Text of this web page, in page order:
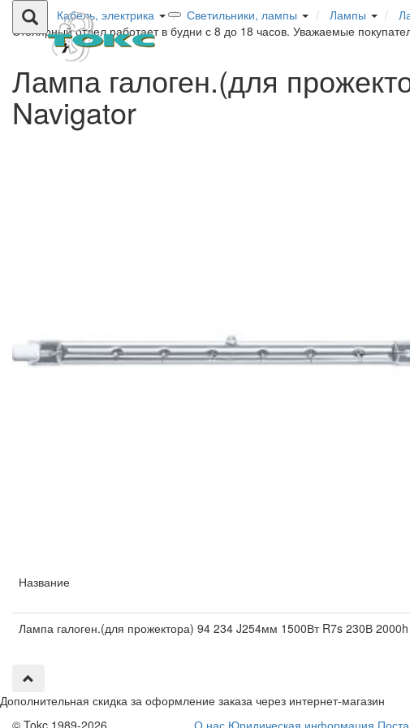
Кабель, электрика Светильники, лампы Лампы
Столярный отдел работает в будни с 8 до 18 часов. Уважаемые
Лампа галоген.(для
Navigator
Название
Лампа галоген.(для прожектора) 94 234 J254мм 1500Вт R7s 230В
Дополнительная скидка за оформление заказа через интернет-магазин
© Tokc 1989-2026
О нас Юридическая информация